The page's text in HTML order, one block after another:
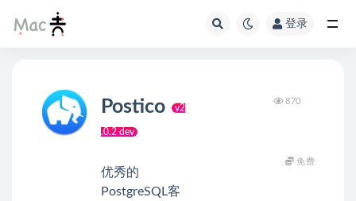
登录
Postico v2
.0.2 dev
优秀的
PostgreSQL客
870
免费